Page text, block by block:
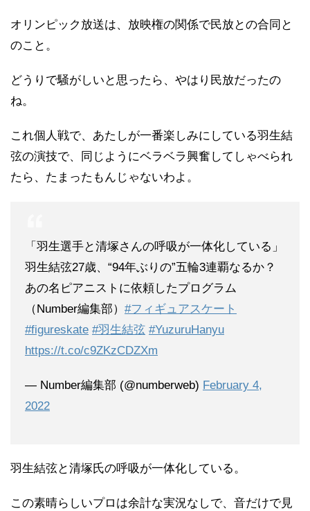
オリンピック放送は、放映権の関係で民放との合同と
のこと。
どうりで騒がしいと思ったら、やはり民放だったの
ね。
これ個人戦で、あたしが一番楽しみにしている羽生結
弦の演技で、同じようにベラベラ興奮してしゃべられ
たら、たまったもんじゃないわよ。
「羽生選手と清塚さんの呼吸が一体化している」
羽生結弦27歳、“94年ぶりの”五輪3連覇なるか？
あの名ピアニストに依頼したプログラム
（Number編集部） #フィギュアスケート
#figureskate #羽生結弦 #YuzuruHanyu
https://t.co/c9ZKzCDZXm
— Number編集部 (@numberweb) February 4,
2022
羽生結弦と清塚氏の呼吸が一体化している。
この素晴らしいプロは余計な実況なしで、音だけで見